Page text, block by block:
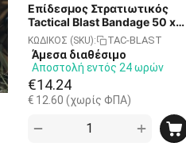
Επίδεσμος Στρατιωτικός
Tactical Blast Bandage 50 x
50cm - Κυλινδρική
Συσκευασία
ΚΩΔΙΚΟΣ (SKU): TAC-BLAST
Άμεσα διαθέσιμο
Αποστολή εντός 24 ωρών
€14.24
€ 12.60 (χωρίς ΦΠΑ)
+
−